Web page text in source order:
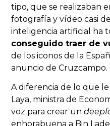
tipo, que se realizaban
fotografía y vídeo casi
inteligencia artificial ha
conseguido traer de
de los iconos de la
anuncio de Cruzcampo.
A diferencia de lo que
Laya, ministra de
voz para crear un
enhorabuena a Bin